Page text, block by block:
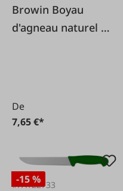
Browin Boyau
d'agneau naturel Ø
De
7,65 €*
-15 %
#FA122733